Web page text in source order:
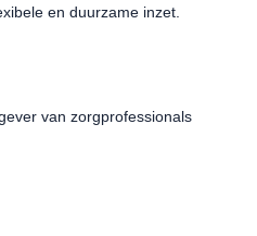
en duurzame inzet.
van zorgprofessionals